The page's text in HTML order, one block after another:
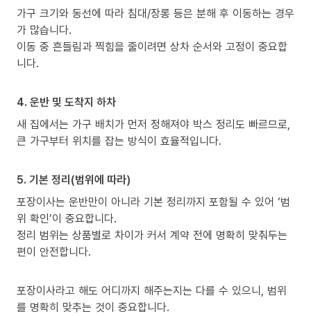
가구 크기와 동선에 따라 침대/장롱 등은 분해 후 이동하는 경우
가 많습니다.
이동 중 흔들림과 찍힘을 줄이려면 상차 순서와 고정이 중요합
니다.
4. 운반 및 도착지 하차
새 집에서는 가구 배치가 먼저 정해져야 박스 정리도 빠르므로,
큰 가구부터 위치를 잡는 방식이 효율적입니다.
5. 기본 정리(범위에 따라)
포장이사는 운반만이 아니라 기본 정리까지 포함될 수 있어 ‘범
위 확인’이 중요합니다.
정리 범위는 상품별로 차이가 커서 계약 전에 명확히 맞춰두는
편이 안전합니다.
포장이사라고 해도 어디까지 해주는지는 다를 수 있으니, 범위
를 명확히 맞추는 것이 중요합니다.